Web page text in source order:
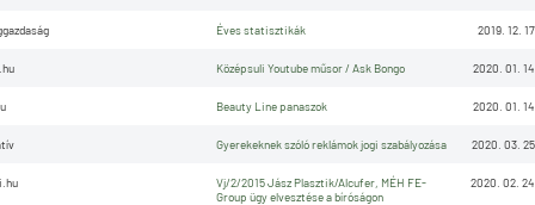
Éves statisztikák 2019. 12. 17
Középsuli Youtube műsor / Ask Bongo 2020. 01. 14
Beauty Line panaszok 2020. 01. 14
Gyerekeknek szóló reklámok jogi szabályozása 2020. 03. 25
Vj/2/2015 Jász Plasztik/Alcufer, MÉH FE-
Group ügy elvesztése a bíróságon
2020. 02. 24